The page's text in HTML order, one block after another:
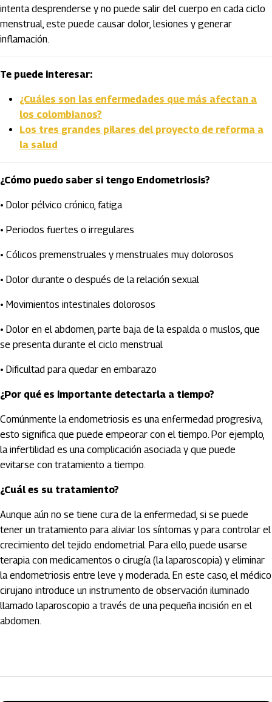
intenta desprenderse y no puede salir del cuerpo en cada ciclo
menstrual, este puede causar dolor, lesiones y generar
inflamación.
Te puede interesar:
¿Cuáles son las enfermedades que más afectan a
los colombianos?
Los tres grandes pilares del proyecto de reforma a
la salud
¿Cómo puedo saber si tengo Endometriosis?
• Dolor pélvico crónico, fatiga
• Periodos fuertes o irregulares
• Cólicos premenstruales y menstruales muy dolorosos
• Dolor durante o después de la relación sexual
• Movimientos intestinales dolorosos
• Dolor en el abdomen, parte baja de la espalda o muslos, que
se presenta durante el ciclo menstrual
• Dificultad para quedar en embarazo
¿Por qué es importante detectarla a tiempo?
Comúnmente la endometriosis es una enfermedad progresiva,
esto significa que puede empeorar con el tiempo. Por ejemplo,
la infertilidad es una complicación asociada y que puede
evitarse con tratamiento a tiempo.
¿Cuál es su tratamiento?
Aunque aún no se tiene cura de la enfermedad, si se puede
tener un tratamiento para aliviar los síntomas y para controlar el
crecimiento del tejido endometrial. Para ello, puede usarse
terapia con medicamentos o cirugía (la laparoscopia) y eliminar
la endometriosis entre leve y moderada. En este caso, el médico
cirujano introduce un instrumento de observación iluminado
llamado laparoscopio a través de una pequeña incisión en el
abdomen.